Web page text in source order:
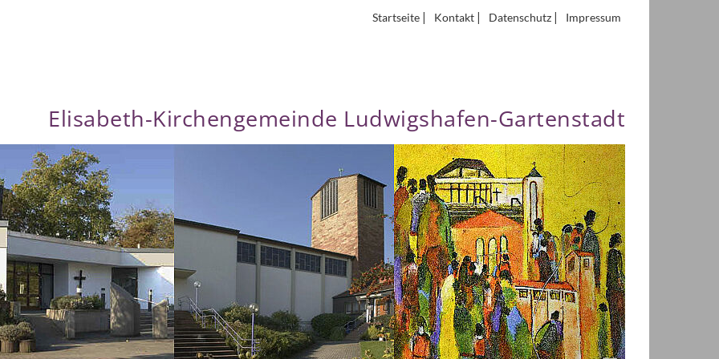
Startseite | Kontakt | Datenschutz | Impressum
Elisabeth-Kirchengemeinde Ludwigshafen-Gartenstadt
Next